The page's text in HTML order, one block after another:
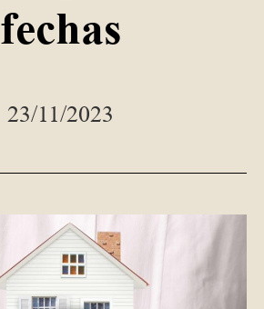
fechas
23/11/2023